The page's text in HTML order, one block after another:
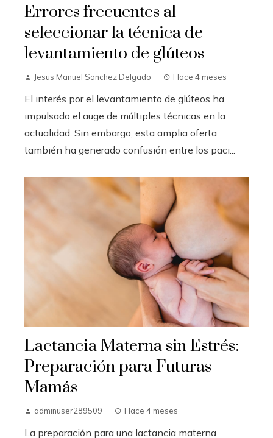
Errores frecuentes al
seleccionar la técnica de
levantamiento de glúteos
Jesus Manuel Sanchez Delgado Hace 4 meses
El interés por el levantamiento de glúteos ha
impulsado el auge de múltiples técnicas en la
actualidad. Sin embargo, esta amplia oferta
también ha generado confusión entre los paci...
Lactancia Materna sin Estrés:
Preparación para Futuras
Mamás
adminuser289509 Hace 4 meses
La preparación para una lactancia materna